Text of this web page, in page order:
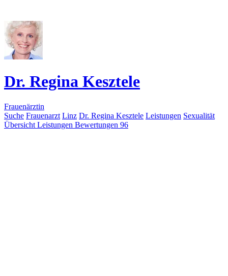
Dr. Regina Kesztele
Frauenärztin
Suche Frauenarzt Linz Dr. Regina Kesztele Leistungen Sexualität
Übersicht Leistungen Bewertungen 96